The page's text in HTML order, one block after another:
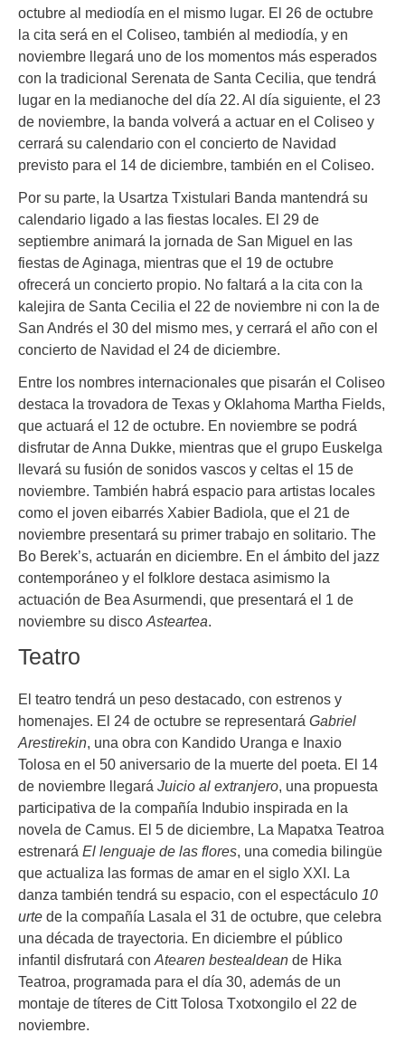
octubre al mediodía en el mismo lugar. El 26 de octubre
la cita será en el Coliseo, también al mediodía, y en
noviembre llegará uno de los momentos más esperados
con la tradicional Serenata de Santa Cecilia, que tendrá
lugar en la medianoche del día 22. Al día siguiente, el 23
de noviembre, la banda volverá a actuar en el Coliseo y
cerrará su calendario con el concierto de Navidad
previsto para el 14 de diciembre, también en el Coliseo.
Por su parte, la Usartza Txistulari Banda mantendrá su
calendario ligado a las fiestas locales. El 29 de
septiembre animará la jornada de San Miguel en las
fiestas de Aginaga, mientras que el 19 de octubre
ofrecerá un concierto propio. No faltará a la cita con la
kalejira de Santa Cecilia el 22 de noviembre ni con la de
San Andrés el 30 del mismo mes, y cerrará el año con el
concierto de Navidad el 24 de diciembre.
Entre los nombres internacionales que pisarán el Coliseo
destaca la trovadora de Texas y Oklahoma Martha Fields,
que actuará el 12 de octubre. En noviembre se podrá
disfrutar de Anna Dukke, mientras que el grupo Euskelga
llevará su fusión de sonidos vascos y celtas el 15 de
noviembre. También habrá espacio para artistas locales
como el joven eibarrés Xabier Badiola, que el 21 de
noviembre presentará su primer trabajo en solitario. The
Bo Berek’s, actuarán en diciembre. En el ámbito del jazz
contemporáneo y el folklore destaca asimismo la
actuación de Bea Asurmendi, que presentará el 1 de
noviembre su disco Asteartea.
Teatro
El teatro tendrá un peso destacado, con estrenos y
homenajes. El 24 de octubre se representará Gabriel
Arestirekin, una obra con Kandido Uranga e Inaxio
Tolosa en el 50 aniversario de la muerte del poeta. El 14
de noviembre llegará Juicio al extranjero, una propuesta
participativa de la compañía Indubio inspirada en la
novela de Camus. El 5 de diciembre, La Mapatxa Teatroa
estrenará El lenguaje de las flores, una comedia bilingüe
que actualiza las formas de amar en el siglo XXI. La
danza también tendrá su espacio, con el espectáculo 10
urte de la compañía Lasala el 31 de octubre, que celebra
una década de trayectoria. En diciembre el público
infantil disfrutará con Atearen bestealdean de Hika
Teatroa, programada para el día 30, además de un
montaje de títeres de Citt Tolosa Txotxongilo el 22 de
noviembre.